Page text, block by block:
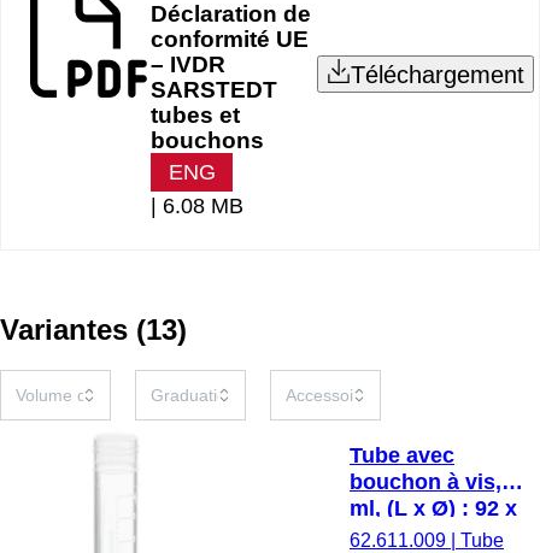
Déclaration de
conformité UE
– IVDR
SARSTEDT
tubes et
bouchons
ENG
6.08 MB
Téléchargement
Variantes (13)
Tube avec
bouchon à vis, 5
ml, (L x Ø) : 92 x
15,3 mm, double
62.611.009 Tube